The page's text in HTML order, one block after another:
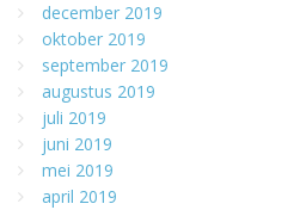
december 2019
oktober 2019
september 2019
augustus 2019
juli 2019
juni 2019
mei 2019
april 2019